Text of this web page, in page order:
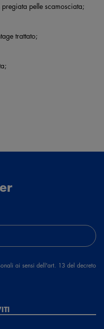
pelle scamosciata;
trattato;
ai sensi dell'art. 13 del decreto